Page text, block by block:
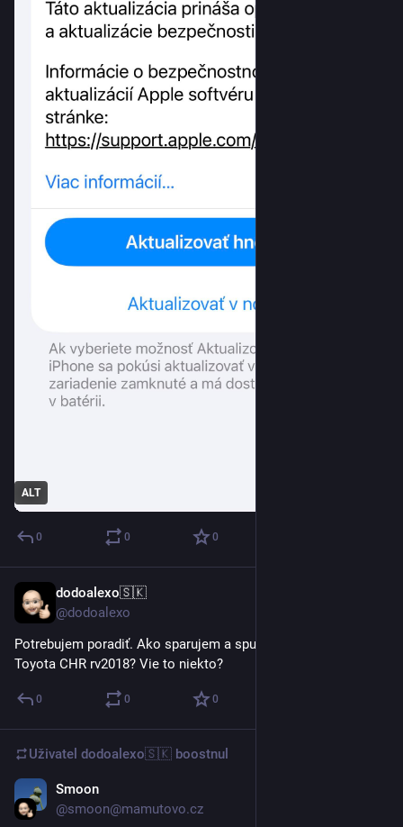
ALT
0 0 0
dodoalexo🇸🇰
@dodoalexo
Potrebujem poradiť. Ako sparujem a spustím CarPlay v aute
Toyota CHR rv2018? Vie to niekto?
0 0 0
Uživatel dodoalexo🇸🇰 boostnul
Smoon
@smoon@mamutovo.cz